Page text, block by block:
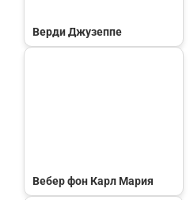
Верди Джузеппе
Вебер фон Карл Мария